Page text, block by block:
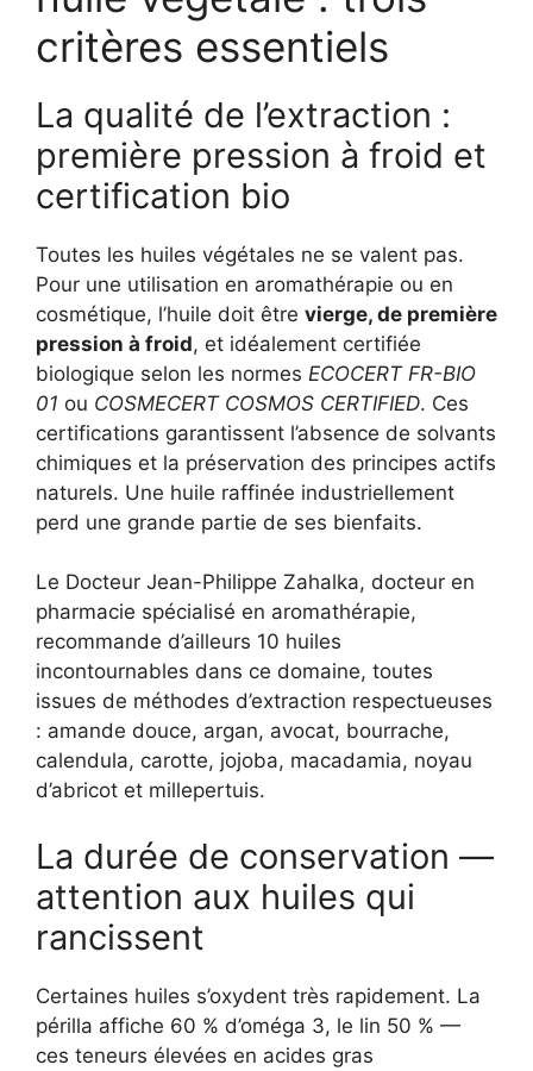
critères essentiels
La qualité de l’extraction :
première pression à froid et
certification bio
Toutes les huiles végétales ne se valent pas.
Pour une utilisation en aromathérapie ou en
cosmétique, l’huile doit être vierge, de première
pression à froid, et idéalement certifiée
biologique selon les normes ECOCERT FR-BIO
01 ou COSMECERT COSMOS CERTIFIED. Ces
certifications garantissent l’absence de solvants
chimiques et la préservation des principes actifs
naturels. Une huile raffinée industriellement
perd une grande partie de ses bienfaits.
Le Docteur Jean-Philippe Zahalka, docteur en
pharmacie spécialisé en aromathérapie,
recommande d’ailleurs 10 huiles
incontournables dans ce domaine, toutes
issues de méthodes d’extraction respectueuses
: amande douce, argan, avocat, bourrache,
calendula, carotte, jojoba, macadamia, noyau
d’abricot et millepertuis.
La durée de conservation —
attention aux huiles qui
rancissent
Certaines huiles s’oxydent très rapidement. La
périlla affiche 60 % d’oméga 3, le lin 50 % —
ces teneurs élevées en acides gras